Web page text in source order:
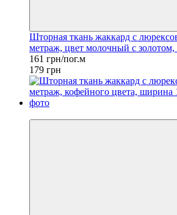
Шторная ткань жаккард с
метраж, цвет молочный с
161 грн/пог.м
179 грн